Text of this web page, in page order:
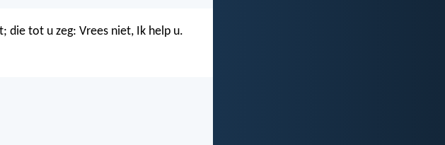
die tot u zeg: Vrees niet, Ik help u.